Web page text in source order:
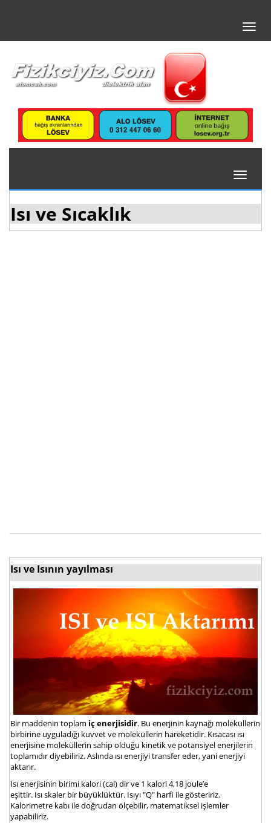
Toggle
Isı ve Sıcaklık
Isı ve Isının yayılması
Bir maddenin toplam iç enerjisidir. Bu enerjinin kaynağı moleküllerin
birbirine uyguladığı kuvvet ve moleküllerin hareketidir. Kısacası ısı
enerjisine moleküllerin sahip olduğu kinetik ve potansiyel enerjilerin
toplamıdır diyebiliriz. Aslında ısı enerjiyi transfer eder, yani enerjiyi
aktarır.
Isı enerjisinin birimi kalori (cal) dir ve 1 kalori 4,18 joule’e
eşittir. Isı skaler bir büyüklüktür. Isıyı "Q" harfi ile gösteririz.
Kalorimetre kabı ile doğrudan ölçebilir, matematiksel işlemler
yapabiliriz.